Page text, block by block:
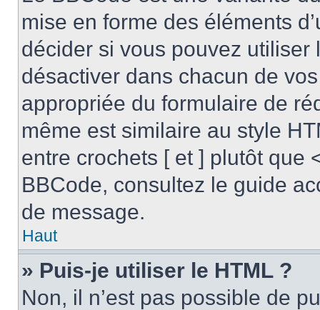
mise en forme des éléments
décider si vous pouvez
désactiver dans chacun de
appropriée du formulaire de
même est similaire au style
entre crochets [ et ] plutôt que
BBCode, consultez le guide
de message.
Haut
» Puis-je utiliser le HTML ?
Non, il n’est pas possible de